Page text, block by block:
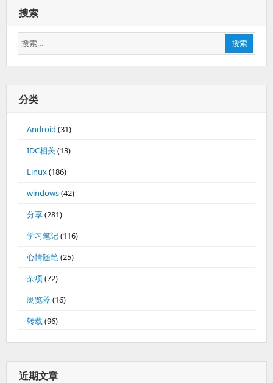
搜索
搜
索：
搜索
分类
Android (31)
IDC相关(13)
Linux(186)
windows(42)
分享(281)
学习笔记(116)
心情随笔(25)
杂项 (72)
浏览器(16)
转载(96)
近期文章